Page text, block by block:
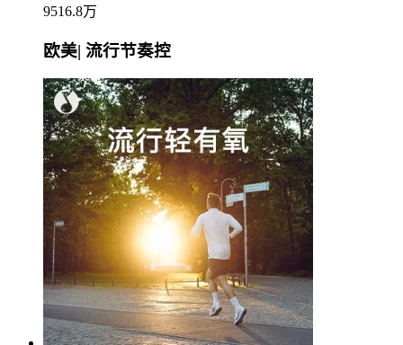
9516.8万
欧美| 流行节奏控